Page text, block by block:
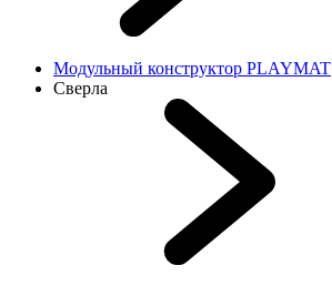
Модульный конструктор PLAYMAT
Сверла